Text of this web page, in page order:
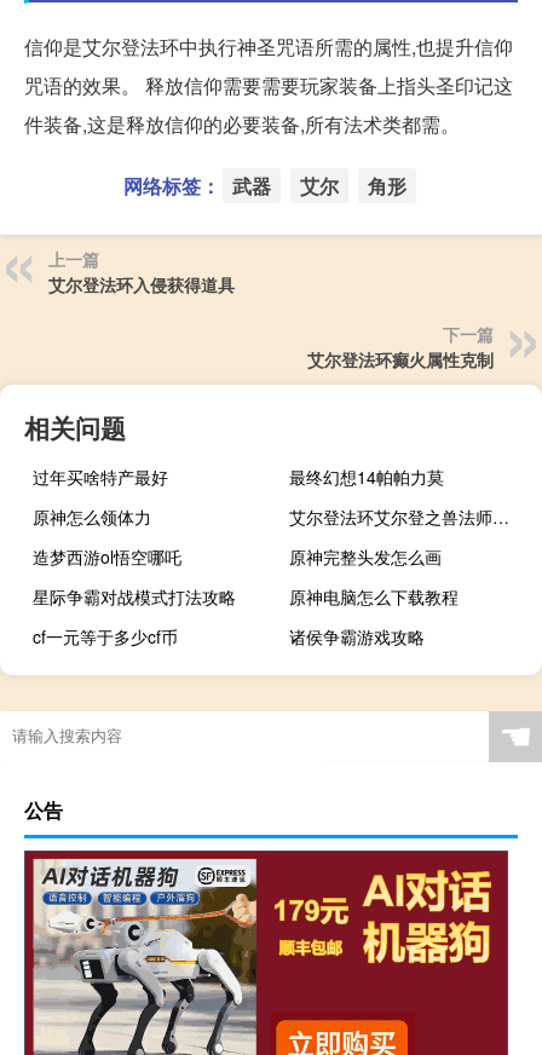
信仰是艾尔登法环中执行神圣咒语所需的属性,也提升信仰
咒语的效果。 释放信仰需要需要玩家装备上指头圣印记这
件装备,这是释放信仰的必要装备,所有法术类都需。
网络标签： 武器 艾尔 角形
上一篇
艾尔登法环入侵获得道具
下一篇
艾尔登法环癫火属性克制
相关问题
过年买啥特产最好
最终幻想14帕帕力莫
原神怎么领体力
艾尔登法环艾尔登之兽法师怎么打
造梦西游ol悟空哪吒
原神完整头发怎么画
星际争霸对战模式打法攻略
原神电脑怎么下载教程
cf一元等于多少cf币
诸侯争霸游戏攻略
☚
公告